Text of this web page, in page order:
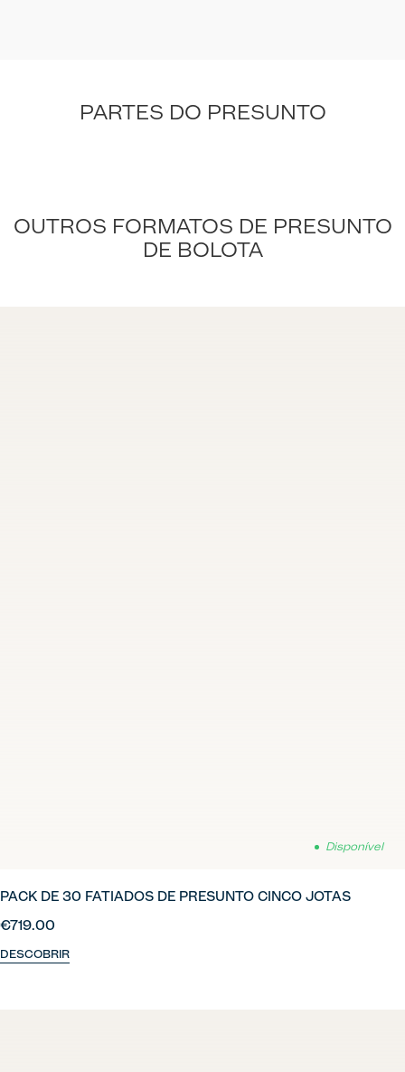
PARTES DO PRESUNTO
OUTROS FORMATOS DE PRESUNTO
DE BOLOTA
Disponível
PACK DE 30 FATIADOS DE PRESUNTO CINCO JOTAS
€719.00
DESCOBRIR